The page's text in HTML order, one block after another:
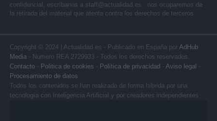
confidencial, escríbanos a staff@actualidad.es : nos ocuparemos de
la retirada del material que atenta contra los derechos de terceros.
Copyright © 2024 | Actualidad.es - Publicado en España por AdHub
Media - Numero REA 2729933 - Todos los derechos reservados.
Contacto - Politica de cookies - Política de privacidad - Aviso legal -
Procesamiento de datos
Todos los contenidos se han realizado de forma híbrida por una
tecnología con Inteligencia Artificial y por creadores independientes